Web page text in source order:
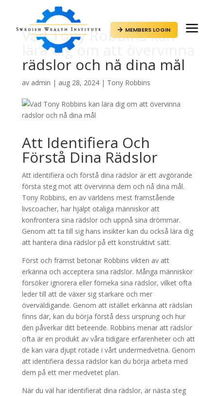
 MEMBERS LOGIN a
Vad Tony Robbins kan
lära dig om att övervinna
rädslor och nå dina mål
av admin | aug 28, 2024| Tony Robbins
Att Identifiera Och
Förstå Dina Rädslor
Att identifiera och förstå dina rädslor är ett avgörande
första steg mot att övervinna dem och nå dina mål.
Tony Robbins, en av världens mest framstående
livscoacher, har hjälpt otaliga människor att
konfrontera sina rädslor och uppnå sina drömmar.
Genom att ta till sig hans insikter kan du också lära dig
att hantera dina rädslor på ett konstruktivt sätt.
Först och främst betonar Robbins vikten av att
erkänna och acceptera sina rädslor. Många människor
försöker ignorera eller förneka sina rädslor, vilket ofta
leder till att de växer sig starkare och mer
överväldigande. Genom att istället erkänna att rädslan
finns där, kan du börja förstå dess ursprung och hur
den påverkar ditt beteende. Robbins menar att rädslor
ofta är en produkt av våra tidigare erfarenheter och att
de kan vara djupt rotade i vårt undermedvetna. Genom
att identifiera dessa rädslor kan du börja arbeta med
dem på ett mer medvetet plan.
När du väl har identifierat dina rädslor, är nästa steg